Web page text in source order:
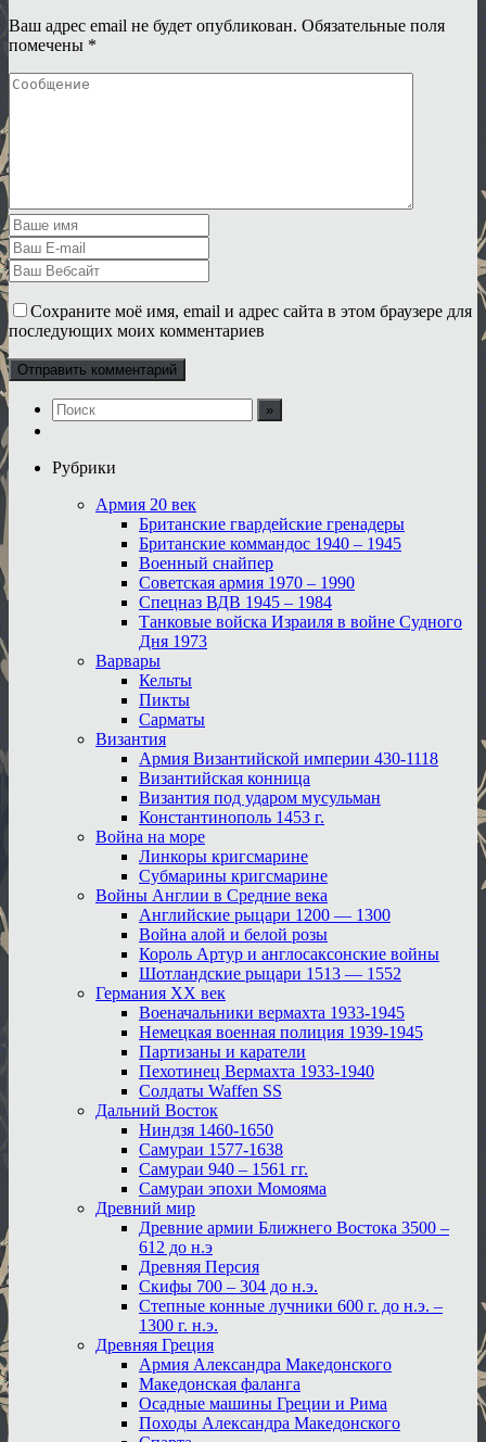
Ваш адрес email не будет опубликован. Обязательные поля
помечены *
Сохраните моё имя, email и адрес сайта в этом браузере для
последующих моих комментариев
Рубрики
Армия 20 век
Британские гвардейские гренадеры
Британские коммандос 1940 – 1945
Военный снайпер
Советская армия 1970 – 1990
Спецназ ВДВ 1945 – 1984
Танковые войска Израиля в войне Судного
Дня 1973
Варвары
Кельты
Пикты
Сарматы
Византия
Армия Византийской империи 430-1118
Византийская конница
Византия под ударом мусульман
Константинополь 1453 г.
Война на море
Линкоры кригсмарине
Субмарины кригсмарине
Войны Англии в Средние века
Английские рыцари 1200 — 1300
Война алой и белой розы
Король Артур и англосаксонские войны
Шотландские рыцари 1513 — 1552
Германия XX век
Военачальники вермахта 1933-1945
Немецкая военная полиция 1939-1945
Партизаны и каратели
Пехотинец Вермахта 1933-1940
Солдаты Waffen SS
Дальний Восток
Ниндзя 1460-1650
Самураи 1577-1638
Самураи 940 – 1561 гг.
Самураи эпохи Момояма
Древний мир
Древние армии Ближнего Востока 3500 –
612 до н.э
Древняя Персия
Скифы 700 – 304 до н.э.
Степные конные лучники 600 г. до н.э. –
1300 г. н.э.
Древняя Греция
Армия Александра Македонского
Македонская фаланга
Осадные машины Греции и Рима
Походы Александра Македонского